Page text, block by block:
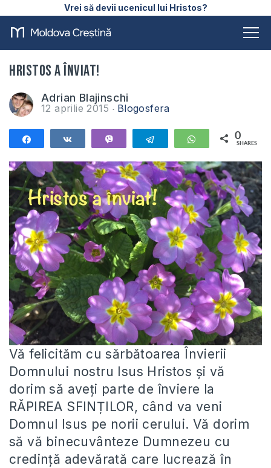
Vrei să devii ucenicul lui Hristos?
Hristos a înviat!
Adrian Blajinschi
12 aprilie 2015 Blogosfera
Telegram WhatsApp
0
SHARES
Vă felicităm cu sărbătoarea Învierii
Domnului nostru Isus Hristos și vă
dorim să aveți parte de înviere la
RĂPIREA SFINȚILOR, când va veni
Domnul Isus pe norii cerului. Vă dorim
să vă binecuvânteze Dumnezeu cu
credință adevărată care lucrează în